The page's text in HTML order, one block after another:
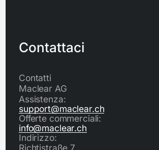
Contattaci
Contatti
Maclear AG
Assistenza:
support@maclear.ch
Offerte commerciali:
info@maclear.ch
Indirizzo:
Richtistraße 7